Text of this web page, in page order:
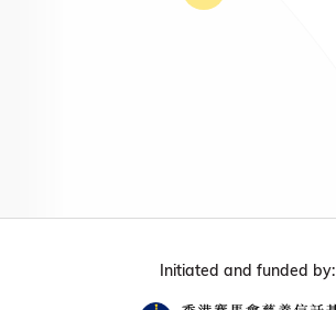
Initiated and funded by: